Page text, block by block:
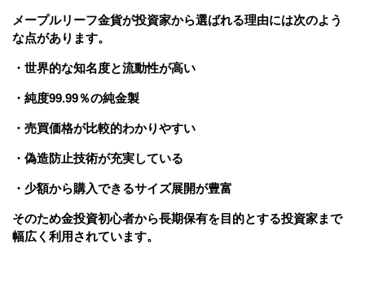
メープルリーフ金貨が投資家から選ばれる理由には次のよう
な点があります。
・世界的な知名度と流動性が高い
・純度99.99％の純金製
・売買価格が比較的わかりやすい
・偽造防止技術が充実している
・少額から購入できるサイズ展開が豊富
そのため金投資初心者から長期保有を目的とする投資家まで
幅広く利用されています。